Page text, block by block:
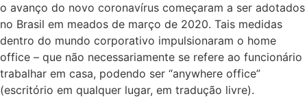
o avanço do novo coronavírus começaram a ser adotados
no Brasil em meados de março de 2020. Tais medidas
dentro do mundo corporativo impulsionaram o home
office – que não necessariamente se refere ao funcionário
trabalhar em casa, podendo ser “anywhere office”
(escritório em qualquer lugar, em tradução livre).